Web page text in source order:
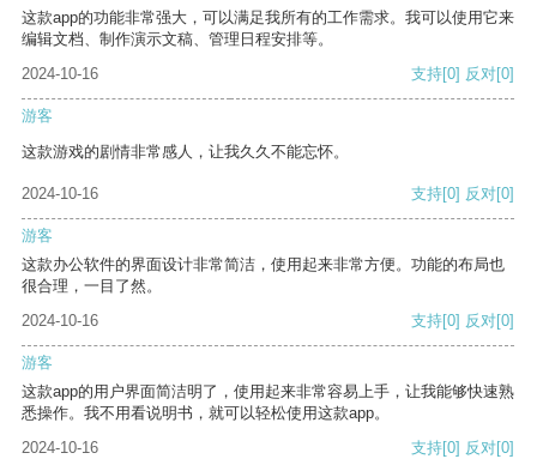
这款app的功能非常强大，可以满足我所有的工作需求。我可以使用它来
编辑文档、制作演示文稿、管理日程安排等。
2024-10-16
支持[0] 反对[0]
游客
这款游戏的剧情非常感人，让我久久不能忘怀。
2024-10-16 支持[0] 反对[0]
游客
这款办公软件的界面设计非常简洁，使用起来非常方便。功能的布局也
很合理，一目了然。
2024-10-16
支持[0] 反对[0]
游客
这款app的用户界面简洁明了，使用起来非常容易上手，让我能够快速熟
悉操作。我不用看说明书，就可以轻松使用这款app。
2024-10-16
支持[0] 反对[0]